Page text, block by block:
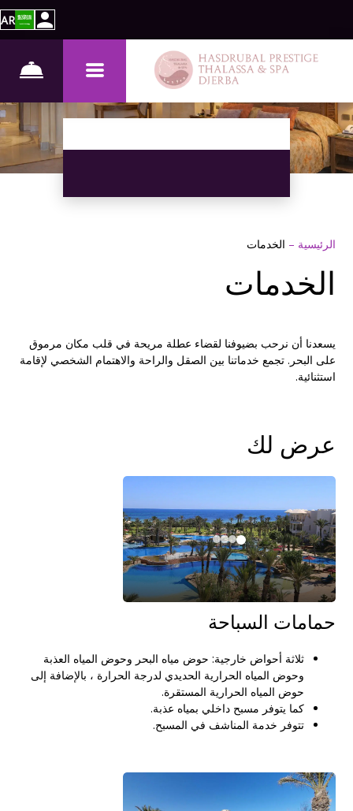
AR
الرئيسية – الخدمات
الخدمات
يسعدنا أن نرحب بضيوفنا لقضاء عطلة مريحة في قلب مكان مرموق
على البحر. تجمع خدماتنا بين الصقل والراحة والاهتمام الشخصي لإقامة
استثنائية.
عرض لك
حمامات السباحة
ثلاثة أحواض خارجية: حوض مياه البحر وحوض المياه العذبة
وحوض المياه الحرارية الحديدي لدرجة الحرارة ، بالإضافة إلى
حوض المياه الحرارية المستقرة.
كما يتوفر مسبح داخلي بمياه عذبة.
تتوفر خدمة المناشف في المسبح.